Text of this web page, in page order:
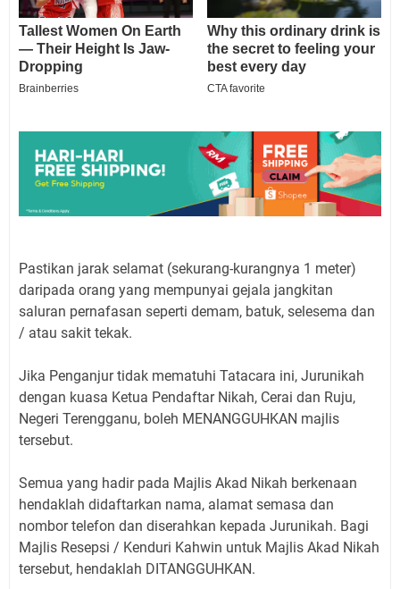
Pastikan jarak selamat (sekurang-kurangnya 1 meter)
daripada orang yang mempunyai gejala jangkitan
saluran pernafasan seperti demam, batuk, selesema dan
/ atau sakit tekak.
Jika Penganjur tidak mematuhi Tatacara ini, Jurunikah
dengan kuasa Ketua Pendaftar Nikah, Cerai dan Ruju,
Negeri Terengganu, boleh MENANGGUHKAN majlis
tersebut.
Semua yang hadir pada Majlis Akad Nikah berkenaan
hendaklah didaftarkan nama, alamat semasa dan
nombor telefon dan diserahkan kepada Jurunikah. Bagi
Majlis Resepsi / Kenduri Kahwin untuk Majlis Akad Nikah
tersebut, hendaklah DITANGGUHKAN.